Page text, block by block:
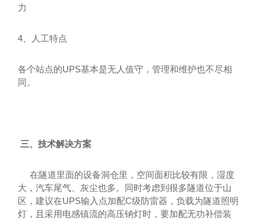
力
4、人工特点
各个站点的UPS基本是无人值守，管理和维护也不尽相
同。
三、技术解决方案
在隧道里面的设备洞仓里，空间面积比较有限，湿度
大，汽车尾气、灰尘也多。同时考虑到很多隧道位于山
区，建议在UPS输入点加配C级防雷器，负载为隧道照明
灯，且采用电感镇流的高压钠灯时，要加配无功补偿装